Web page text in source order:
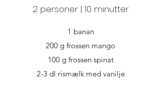
2 personer | 10 minutter
1 banan
200 g frossen mango
100 g frossen spinat
2-3 dl rismælk med vanilje